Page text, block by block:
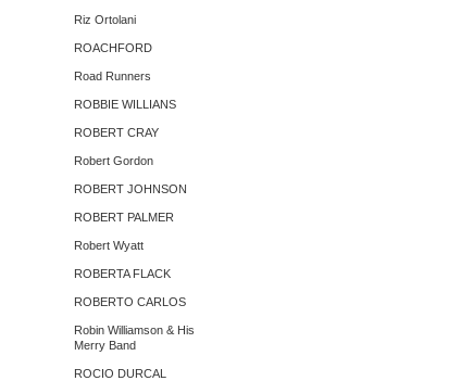
Riz Ortolani
ROACHFORD
Road Runners
ROBBIE WILLIANS
ROBERT CRAY
Robert Gordon
ROBERT JOHNSON
ROBERT PALMER
Robert Wyatt
ROBERTA FLACK
ROBERTO CARLOS
Robin Williamson & His
Merry Band
ROCIO DURCAL